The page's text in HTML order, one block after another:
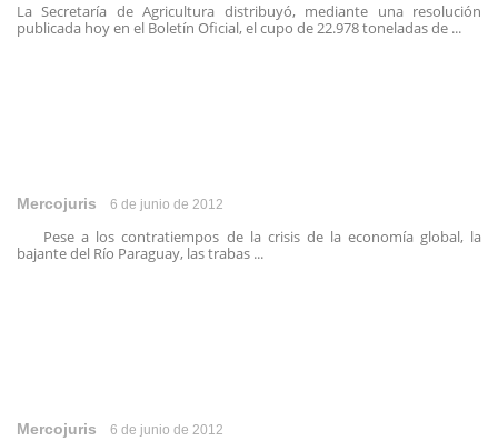
La Secretaría de Agricultura distribuyó, mediante una resolución
publicada hoy en el Boletín Oficial, el cupo de 22.978 toneladas de ...
Mercojuris 6 de junio de 2012
Pese a los contratiempos de la crisis de la economía global, la
bajante del Río Paraguay, las trabas ...
Mercojuris 6 de junio de 2012